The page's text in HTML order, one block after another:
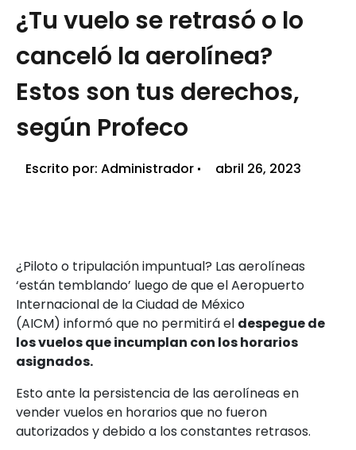
¿Tu vuelo se retrasó o lo
canceló la aerolínea?
Estos son tus derechos,
según Profeco
Escrito por: Administrador abril 26, 2023
¿Piloto o tripulación impuntual? Las aerolíneas
‘están temblando’ luego de que el Aeropuerto
Internacional de la Ciudad de México
(AICM) informó que no permitirá el despegue de
los vuelos que incumplan con los horarios
asignados.
Esto ante la persistencia de las aerolíneas en
vender vuelos en horarios que no fueron
autorizados y debido a los constantes retrasos.